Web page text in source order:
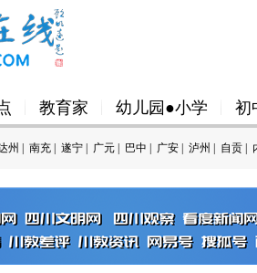
教育家 幼儿园●小学 初
州 南充 遂宁 广元 巴中 广安 泸州 自贡